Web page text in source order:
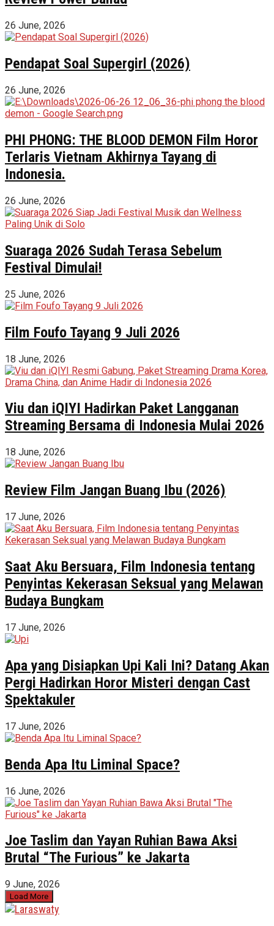
26 June, 2026
Pendapat Soal Supergirl (2026)
26 June, 2026
PHI PHONG: THE BLOOD DEMON Film Horor
Terlaris Vietnam Akhirnya Tayang di
Indonesia.
26 June, 2026
Suaraga 2026 Sudah Terasa Sebelum
Festival Dimulai!
25 June, 2026
Film Foufo Tayang 9 Juli 2026
18 June, 2026
Viu dan iQIYI Hadirkan Paket Langganan
Streaming Bersama di Indonesia Mulai 2026
18 June, 2026
Review Film Jangan Buang Ibu (2026)
17 June, 2026
Saat Aku Bersuara, Film Indonesia tentang
Penyintas Kekerasan Seksual yang Melawan
Budaya Bungkam
17 June, 2026
Apa yang Disiapkan Upi Kali Ini? Datang Akan
Pergi Hadirkan Horor Misteri dengan Cast
Spektakuler
17 June, 2026
Benda Apa Itu Liminal Space?
16 June, 2026
Joe Taslim dan Yayan Ruhian Bawa Aksi
Brutal “The Furious” ke Jakarta
9 June, 2026
Load More